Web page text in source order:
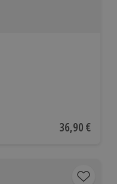
Aktueller
36,90 €